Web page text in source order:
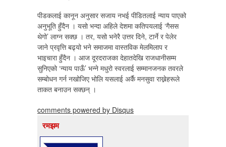
पीडकलाई कानून अनुसार सजाय नभई पीडितलाई न्याय पाएको
अनुभूति हुँदैन । यसो भन्दा अहिले देशमा कतिपयलाई ‘गैसस
थेगो’ लाग्न सक्छ । तर, यसो भनेरै उत्तर दिने, टार्ने र पेलेर
जाने प्रवृत्ति बढ्यो भने समाजमा वास्तविक मेलमिलाप र
भाइचारा हुँदैन । आज दूरदराजका देहातदेखि राजधानीसम्म
सुनिएको ‘न्याय पाऊँ’ भन्ने मधुरो स्वरलाई सम्मानजनक तवरले
सम्बोधन गर्न नखोजिए भोलि यसलाई अर्कै मनसुवा राख्नेहरूले
ताकत बनाउन सक्छन् ।
comments powered by Disqus
रमझम